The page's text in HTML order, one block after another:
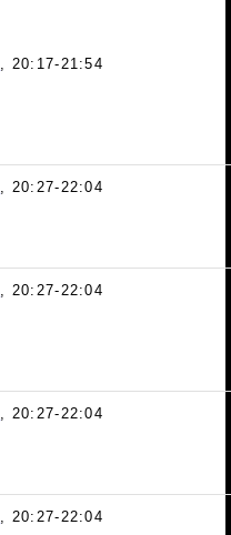
, 20:17-21:54
, 20:27-22:04
, 20:27-22:04
, 20:27-22:04
, 20:27-22:04